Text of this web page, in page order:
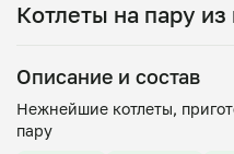
Котлеты на пару из
Описание и состав
Нежнейшие котлеты,